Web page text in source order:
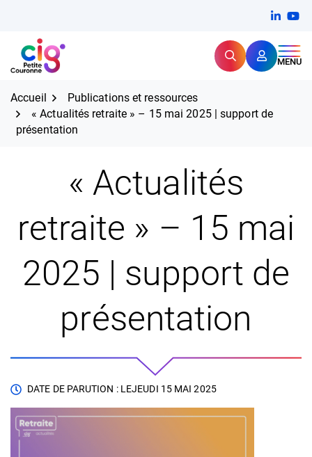
contenu
CIG Petite Couronne RechercherMENU
Expertise et proximité pour
Accueil
Publications et ressources
« Actualités retraite » – 15 mai 2025 | support de
présentation
« Actualités
retraite » – 15 mai
2025 | support de
présentation
DATE DE PARUTION : LEJEUDI 15 MAI 2025